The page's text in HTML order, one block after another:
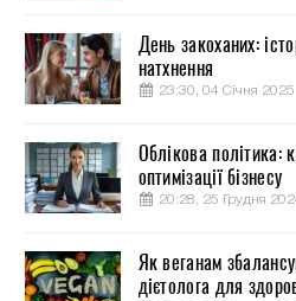
День закоханих:
натхнення
23:30, 04 Січня 2025
Облікова політика:
оптимізації бізнесу
20:28, 25 Грудня
Як веганам
дієтолога для